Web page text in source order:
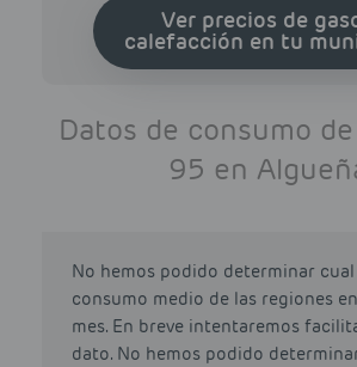
Ver precios de
calefacción en tu
Datos de consumo
95 en
No hemos podido determinar
consumo medio de las regiones
mes. En breve intentaremos
dato. No hemos podido